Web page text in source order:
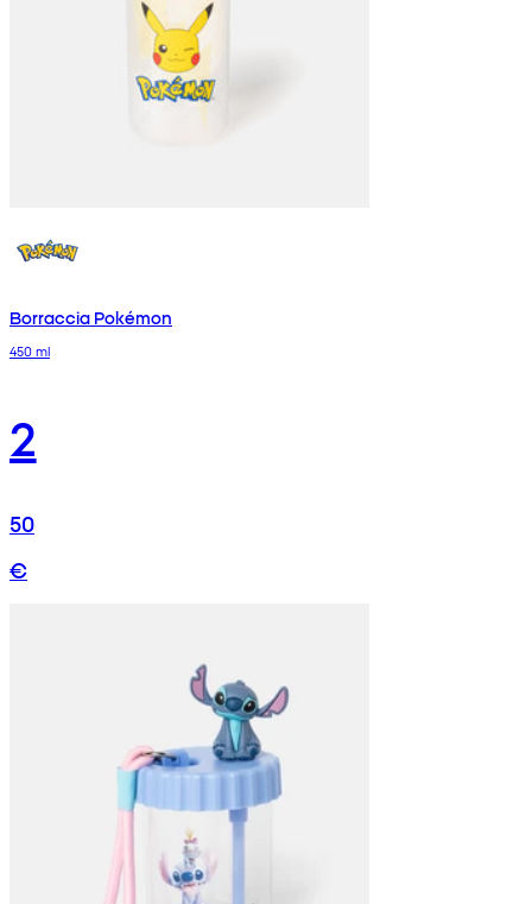
Borraccia Pokémon
450 ml
2
50
€